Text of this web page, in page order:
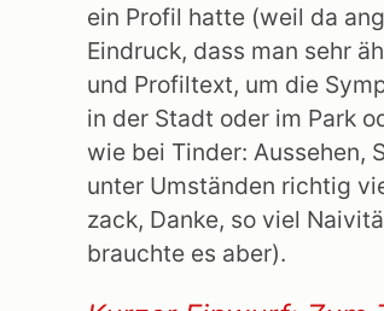
ein Profil hatte (weil da
Eindruck, dass man sehr
und Profiltext, um die
in der Stadt oder im Park
wie bei Tinder: Aussehen,
unter Umständen richtig
zack, Danke, so viel
brauchte es aber).